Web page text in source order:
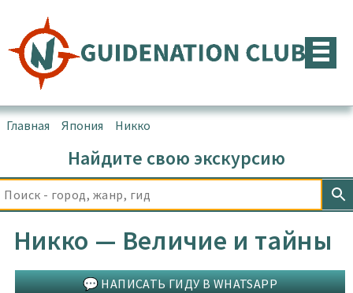
содержимому
Главная Япония Никко
Найдите свою экскурсию
Никко — Величие и тайны
💬 НАПИСАТЬ ГИДУ В WHATSAPP